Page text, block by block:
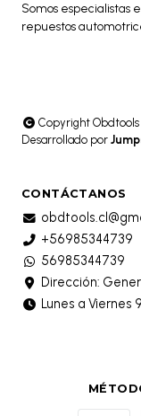
Somos especialistas
repuestos
Copyright Obdtools
Desarrollado por
CONTÁCTANOS
+56985344739
56985344739
Dirección:
Lunes a Viernes